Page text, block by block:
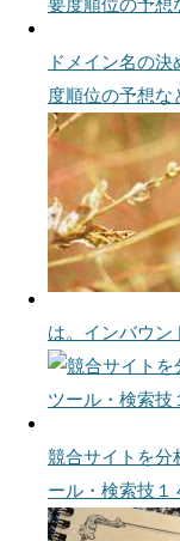
ドメイン名の
度順位の予想な
は。インバウン
競合サイトを分
ール・検索技１